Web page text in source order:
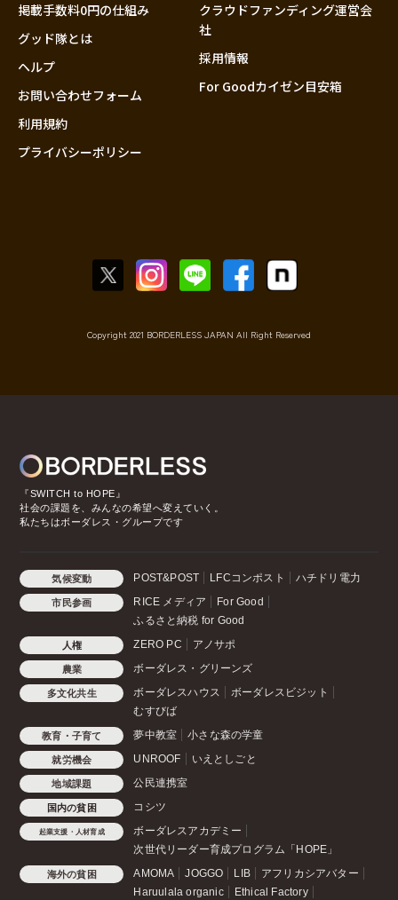
掲載手数料0円の仕組み
グッド隊とは
ヘルプ
お問い合わせフォーム
利用規約
プライバシーポリシー
クラウドファンディング運営会
社
採用情報
For Goodカイゼン目安箱
Copyright 2021 BORDERLESS JAPAN All Right Reserved
『SWITCH to HOPE』
社会の課題を、みんなの希望へ変えていく。
私たちはボーダレス・グループです
気候変動 POST&POST LFCコンポスト ハチドリ電力
市民参画 RICE メディア
For Good
ふるさと納税 for Good
人権 ZERO PC アノサポ
農業 ボーダレス・グリーンズ
多文化共生 ボーダレスハウス
ボーダレスビジット
むすびば
教育・子育て 夢中教室 小さな森の学童
就労機会 UNROOF いえとしごと
地域課題 公民連携室
国内の貧困 コシツ
起業支援・人材育成
ボーダレスアカデミー
次世代リーダー育成プログラム「HOPE」
海外の貧困 AMOMA JOGGO LIB
アフリカシアバター
Haruulala organic
Ethical Factory